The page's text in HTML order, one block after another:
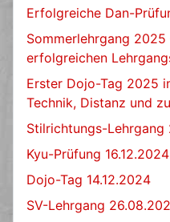
Erfolgreiche Dan-
Sommerlehrgang
erfolgreichen
Erster Dojo-Tag 2025
Technik, Distanz und
Stilrichtungs-Lehrgang
Kyu-Prüfung 16.12.2024
Dojo-Tag 14.12.2024
SV-Lehrgang